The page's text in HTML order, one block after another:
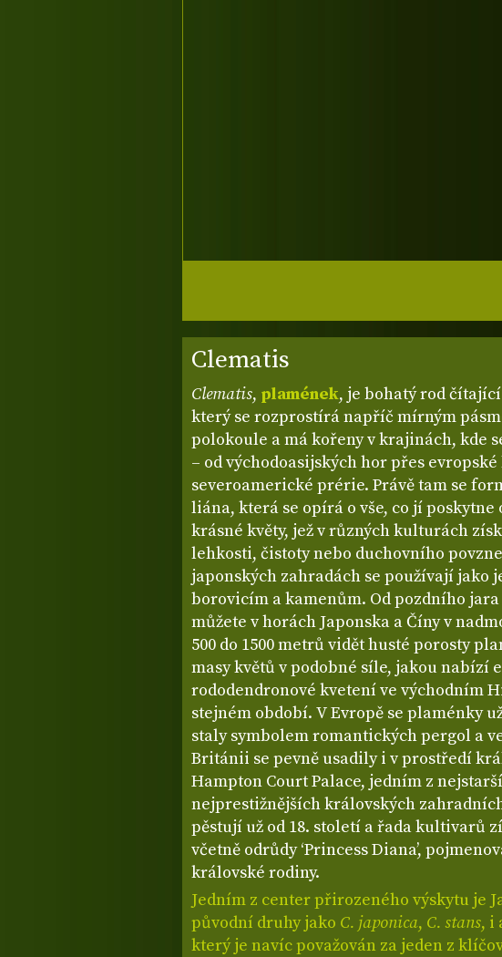
Clematis
Clematis, plamének, je bohatý rod čítající
který se rozprostírá napříč mírným
polokoule a má kořeny v krajinách, kde
– od východoasijských hor přes
severoamerické prérie. Právě tam se
liána, která se opírá o vše, co jí poskytne
krásné květy, jež v různých kulturách
lehkosti, čistoty nebo duchovního
japonských zahradách se používají jako
borovicím a kamenům. Od pozdního
můžete v horách Japonska a Číny v
500 do 1500 metrů vidět husté porosty
masy květů v podobné síle, jakou nabízí
rododendronové kvetení ve východním
stejném období. V Evropě se plaménky
staly symbolem romantických pergol a
Británii se pevně usadily i v prostředí
Hampton Court Palace, jedním z
nejprestižnějších královských
pěstují už od 18. století a řada kultivarů
včetně odrůdy ‘Princess Diana’,
královské rodiny.
Jedním z center přirozeného výskytu je
původní druhy jako C. japonica, C. stans, i
který je navíc považován za jeden z